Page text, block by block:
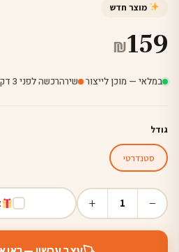
מוצר חדש
₪159
במלאי — מוכן לייצור· שירהרכשה לפני 3 דק'
גודל
סטנדרטי
−
1
+